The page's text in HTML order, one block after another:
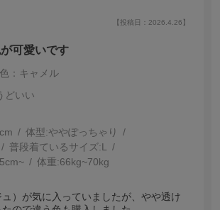
【投稿日：2026.4.26】
可愛いです
色：キャメル
どいい
体型:ぽっちゃり
普段着ているサイズ:L
体重:66kg~70kg
）が気に入っていましたが、やや透け